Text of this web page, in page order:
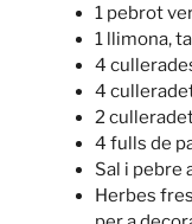
1 pebrot
1 llimona,
4
4
2
4 fulls de
Sal i pebre
Herbes